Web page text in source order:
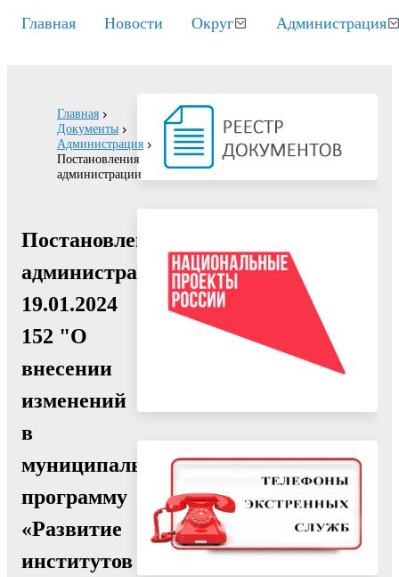
Главная Новости Округ Администрация
Главная
Документы
Администрация
Постановления
администрации
Постановление
администрации
19.01.2024
152 "О
внесении
изменений
в
муниципальную
программу
«Развитие
институтов